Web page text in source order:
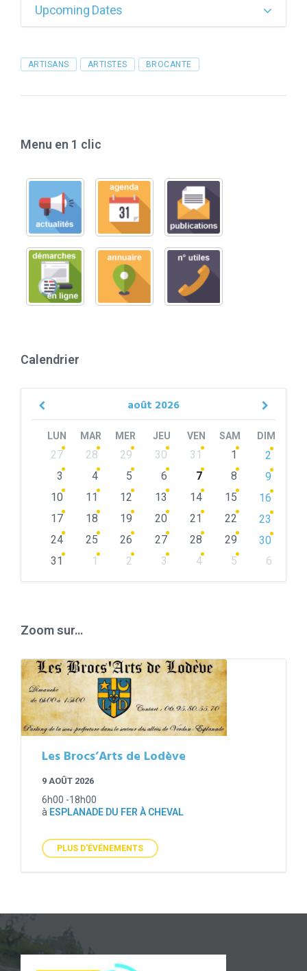
Upcoming Dates
Tags
ARTISANS ARTISTES BROCANTE
Menu en 1 clic
Calendrier
août 2026
Previous
LUN MAR MER JEU VEN SAM DIM
Skip
calendar
27 28 29 30 31 1
2
3
4 5 6 7 8
9
10
11 12 13 14 15
16
17
18 19 20 21 22
23
24
25 26 27 28 29
30
31
1 2 3 4 5
6
Zoom sur…
Les Brocs’Arts de Lodève
9 AOÛT 2026
6h00 -18h00
à ESPLANADE DU FER À CHEVAL
PLUS D'ÉVÉNEMENTS